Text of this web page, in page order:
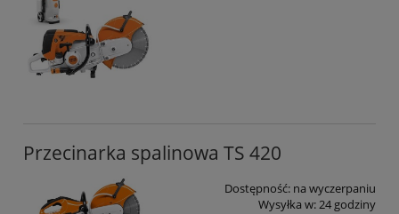
Przecinarka spalinowa TS 420
Dostępność: na wyczerpaniu
Wysyłka w:24 godziny